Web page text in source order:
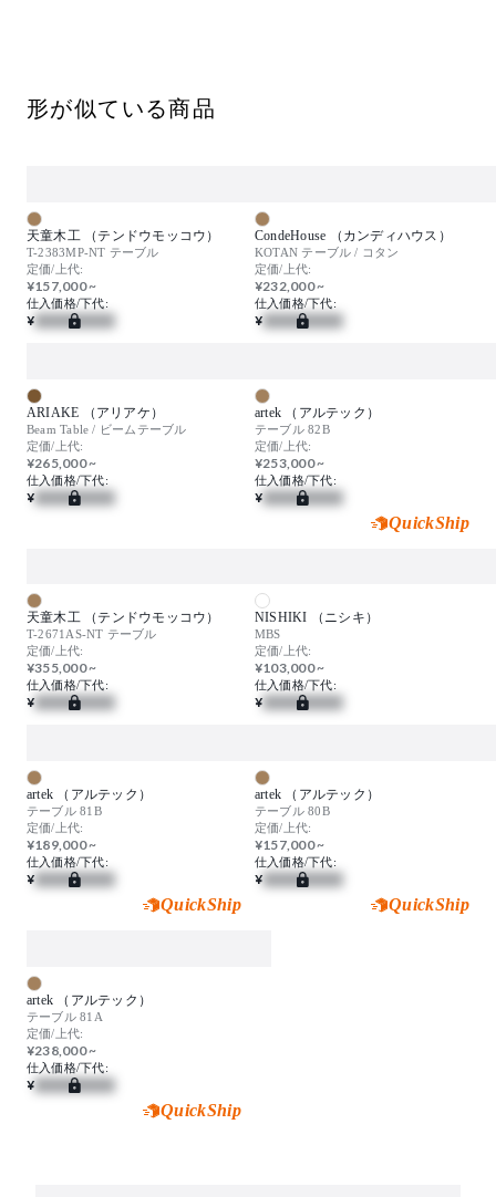
形が似ている商品
天童木工 （テンドウモッコウ）
T-2383MP-NT テーブル
定価/上代:
¥157,000 ~
仕入価格/下代:
¥
CondeHouse （カンディハウス）
KOTAN テーブル / コタン
定価/上代:
¥232,000 ~
仕入価格/下代:
¥
ARIAKE （アリアケ）
Beam Table / ビームテーブル
定価/上代:
¥265,000 ~
仕入価格/下代:
¥
artek （アルテック）
テーブル 82B
定価/上代:
¥253,000 ~
仕入価格/下代:
¥
QuickShip
天童木工 （テンドウモッコウ）
T-2671AS-NT テーブル
定価/上代:
¥355,000 ~
仕入価格/下代:
¥
NISHIKI （ニシキ）
MBS
定価/上代:
¥103,000 ~
仕入価格/下代:
¥
artek （アルテック）
テーブル 81B
定価/上代:
¥189,000 ~
仕入価格/下代:
¥
QuickShip
artek （アルテック）
テーブル 80B
定価/上代:
¥157,000 ~
仕入価格/下代:
¥
QuickShip
artek （アルテック）
テーブル 81A
定価/上代:
¥238,000 ~
仕入価格/下代:
¥
QuickShip